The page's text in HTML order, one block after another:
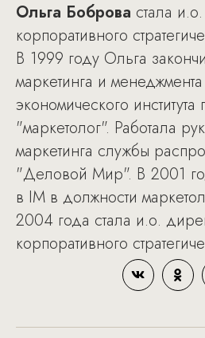
Ольга Боброва стала
корпоративного
В 1999 году Ольга
маркетинга и
экономического
"маркетолог". Работала
маркетинга службы
"Деловой Мир". В 2001
в IM в должности
2004 года стала и.о.
корпоративного